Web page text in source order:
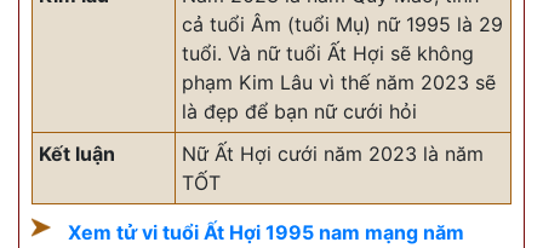
cả tuổi Âm (tuổi Mụ) nữ 1995 là 29
tuổi. Và nữ tuổi Ất Hợi sẽ không
phạm Kim Lâu vì thế năm 2023 sẽ
là đẹp để bạn nữ cưới hỏi
Kết luận
Nữ Ất Hợi cưới năm 2023 là năm
TỐT
Xem tử vi tuổi Ất Hợi 1995 nam mạng năm